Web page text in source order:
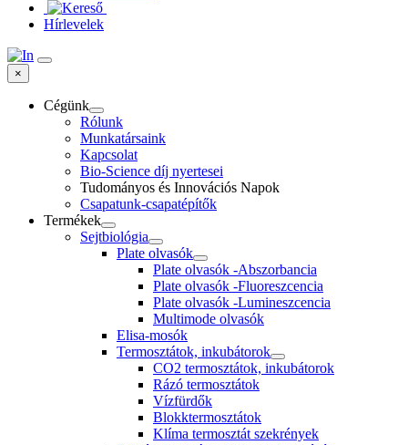
Hírlevelek
×
Cégünk
Rólunk
Munkatársaink
Kapcsolat
Bio-Science díj nyertesei
Tudományos és Innovációs Napok
Csapatunk-csapatépítők
Termékek
Sejtbiológia
Plate olvasók
Plate olvasók -Abszorbancia
Plate olvasók -Fluoreszcencia
Plate olvasók -Lumineszcencia
Multimode olvasók
Elisa-mosók
Termosztátok, inkubátorok
CO2 termosztátok, inkubátorok
Rázó termosztátok
Vízfürdők
Blokktermosztátok
Klíma termosztát szekrények